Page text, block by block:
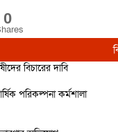
0
বিচারের দাবি
পরিকল্পনা কর্মশালা